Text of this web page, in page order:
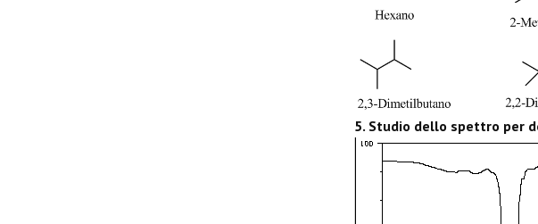
5. Studio dello spettro per